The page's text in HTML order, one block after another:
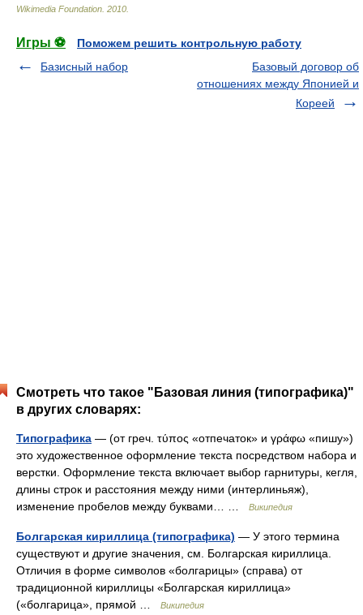
Wikimedia Foundation 2010
Игры ⚽
Поможем решить контрольную работу
Базисный набор
Базовый договор об
отношениях между Японией и
Кореей
Смотреть что такое "Базовая линия (типографика)"
в других словарях:
Типографика — (от греч. τύπος «отпечаток» и γράφω «пишу»)
это художественное оформление текста посредством набора и
верстки. Оформление текста включает выбор гарнитуры, кегля,
длины строк и расстояния между ними (интерлиньяж),
изменение пробелов между буквами… …
Википедия
Болгарская кириллица (типографика) — У этого термина
существуют и другие значения, см. Болгарская кириллица.
Отличия в форме символов «болгарицы» (справа) от
традиционной кириллицы «Болгарская кириллица»
(«болгарица», прямой …
Википедия